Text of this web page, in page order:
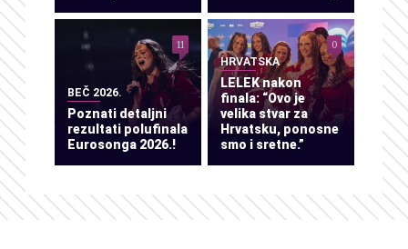
BEČ 2026.
Poznati detaljni
rezultati polufinala
Eurosonga 2026.!
11
HRVATSKA
LELEK nakon
finala: “Ovo je
velika stvar za
Hrvatsku, ponosne
smo i sretne.”
0